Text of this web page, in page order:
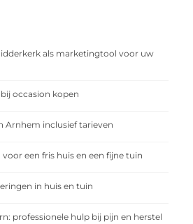
als marketingtool voor uw
occasion kopen
Arnhem inclusief tarieven
een fris huis en een fijne tuin
in huis en tuin
professionele hulp bij pijn en herstel